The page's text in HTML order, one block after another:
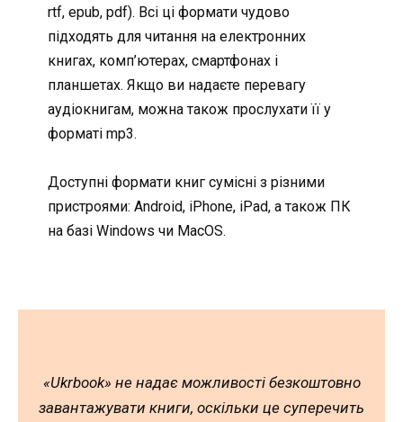
rtf, epub, pdf). Всі ці формати чудово
підходять для читання на електронних
книгах, комп’ютерах, смартфонах і
планшетах. Якщо ви надаєте перевагу
аудіокнигам, можна також прослухати її у
форматі mp3.
Доступні формати книг сумісні з різними
пристроями: Android, iPhone, iPad, а також ПК
на базі Windows чи MacOS.
«Ukrbook» не надає можливості безкоштовно
завантажувати книги, оскільки це суперечить